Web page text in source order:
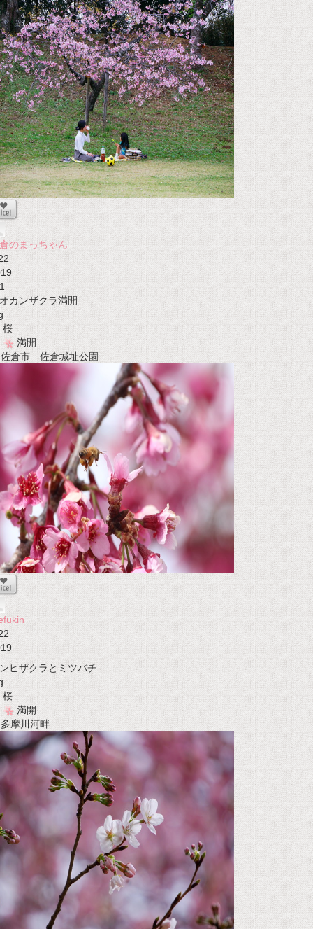
のまっちゃん
1
カンザクラ満開
桜
満開
倉市 佐倉城址公園
ヒザクラとミツバチ
桜
満開
摩川河畔